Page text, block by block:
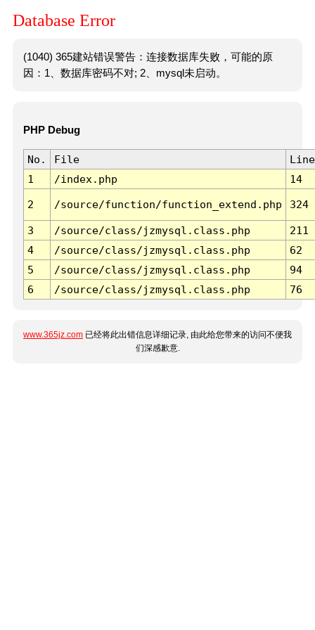
Database Error
(1040) 365建站错误警告：连接数据库失败，可能的原
因：1、数据库密码不对; 2、mysql未启动。
PHP Debug
No. File
Line
1
/index.php 14
2 /source/function/function_extend.php 324
3 /source/class/jzmysql.class.php
211
4
/source/class/jzmysql.class.php
62
5
/source/class/jzmysql.class.php
94
6
/source/class/jzmysql.class.php 76
www.365jz.com 已经将此出错信息详细记录, 由此给您带来的访问不便我
们深感歉意.